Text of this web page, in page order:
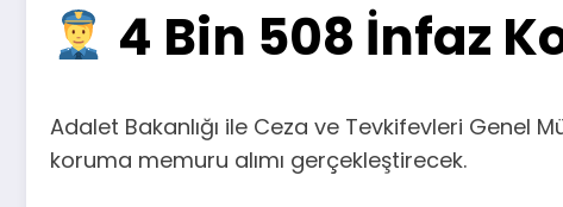
4 Bin 508 İnfaz
Adalet Bakanlığı ile Ceza ve Tevkifevleri Genel
koruma memuru alımı gerçekleştirecek.